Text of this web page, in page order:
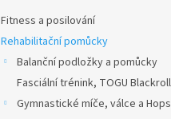
Fitness a posilování
Rehabilitační pomůcky
Balanční podložky a pomůcky
Fasciální trénink, TOGU Blackroll
Gymnastické míče, válce a